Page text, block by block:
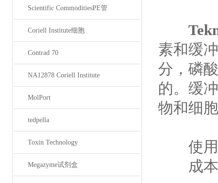
Scientific CommoditiesPE管
Coriell Institute细胞
Contrad 70
NA12878 Coriell Institute
MolPort
tedpella
Toxin Technology
Megazyme试剂盒
素和缓
分，磷
的。缓
物和细
使用
成本